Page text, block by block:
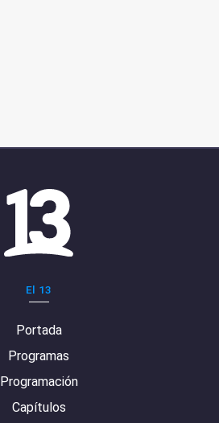
El 13
Portada
Programas
Programación
Capítulos